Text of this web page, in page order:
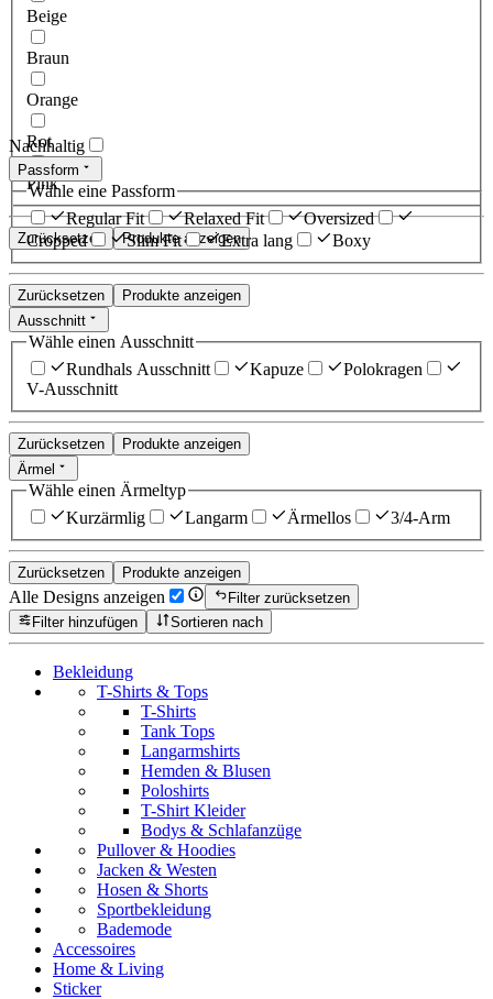
Beige
Braun
Orange
Rot
Pink
Zurücksetzen Produkte anzeigen
Nachhaltig
Passform
Wähle eine Passform
Regular Fit
Relaxed Fit
Oversized
Cropped
Slim Fit Extra lang Boxy
Zurücksetzen
Produkte anzeigen
Ausschnitt
Wähle einen Ausschnitt
Rundhals Ausschnitt
Kapuze
Polokragen
V-Ausschnitt
Zurücksetzen
Produkte anzeigen
Ärmel
Wähle einen Ärmeltyp
Kurzärmlig
Langarm Ärmellos 3/4-Arm
Zurücksetzen Produkte anzeigen
Alle Designs anzeigen
Filter zurücksetzen
Filter hinzufügen
Sortieren nach
Bekleidung
T-Shirts & Tops
T-Shirts
Tank Tops
Langarmshirts
Hemden & Blusen
Poloshirts
T-Shirt Kleider
Bodys & Schlafanzüge
Pullover & Hoodies
Jacken & Westen
Hosen & Shorts
Sportbekleidung
Bademode
Accessoires
Home & Living
Sticker